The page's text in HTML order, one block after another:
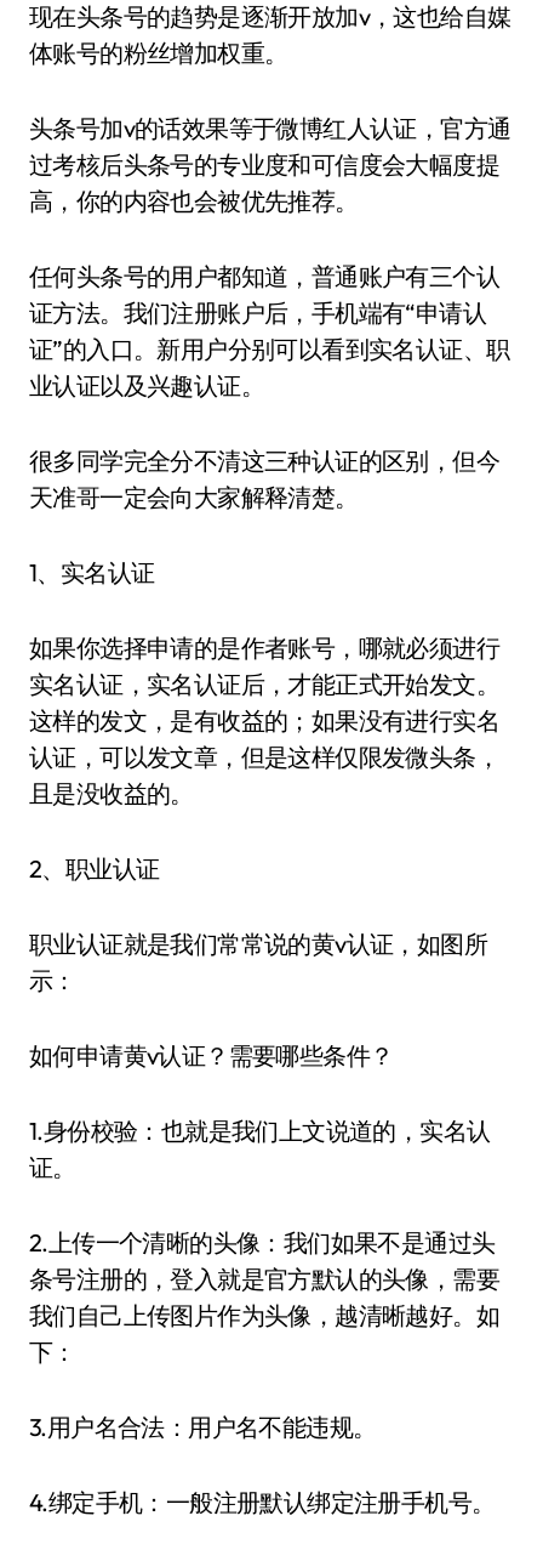
现在头条号的趋势是逐渐开放加v，这也给自媒
体账号的粉丝增加权重。
头条号加v的话效果等于微博红人认证，官方通
过考核后头条号的专业度和可信度会大幅度提
高，你的内容也会被优先推荐。
任何头条号的用户都知道，普通账户有三个认
证方法。我们注册账户后，手机端有“申请认
证”的入口。新用户分别可以看到实名认证、职
业认证以及兴趣认证。
很多同学完全分不清这三种认证的区别，但今
天准哥一定会向大家解释清楚。
1、实名认证
如果你选择申请的是作者账号，哪就必须进行
实名认证，实名认证后，才能正式开始发文。
这样的发文，是有收益的；如果没有进行实名
认证，可以发文章，但是这样仅限发微头条，
且是没收益的。
2、职业认证
职业认证就是我们常常说的黄v认证，如图所
示：
如何申请黄v认证？需要哪些条件？
1.身份校验：也就是我们上文说道的，实名认
证。
2.上传一个清晰的头像：我们如果不是通过头
条号注册的，登入就是官方默认的头像，需要
我们自己上传图片作为头像，越清晰越好。如
下：
3.用户名合法：用户名不能违规。
4.绑定手机：一般注册默认绑定注册手机号。